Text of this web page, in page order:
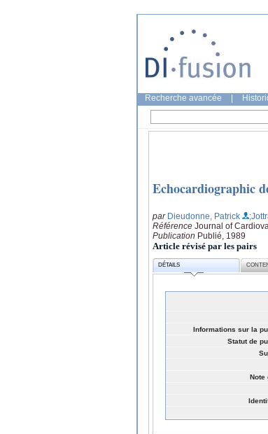
Recherche avancée
Echocardiographic
par Dieudonne, Patrick
Référence Journal of
Publication Publié, 1989
Article révisé par les pairs
DÉTAILS
Informations sur la
Statut de
Note